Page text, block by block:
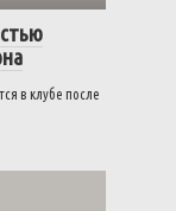
в клубе после